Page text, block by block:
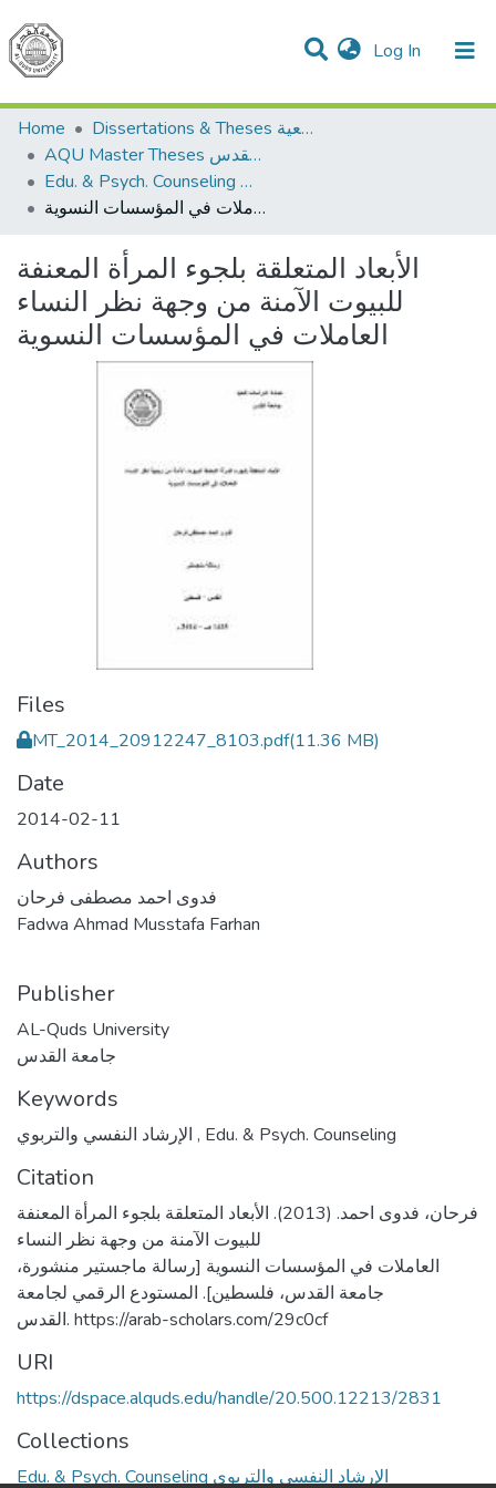
Log In (current)
Communities & Collections
All of DSpace
Home
Dissertations & Theses الرسائل الجامعية
AQU Master Theses الرسائل الجامعية الخاصة بجامعة القدس
Edu. & Psych. Counseling الإرشاد النفسي والتربوي
الأبعاد المتعلقة بلجوء المرأة المعنفة للبيوت الآمنة من وجهة نظر النساء العاملات في المؤسسات النسوية
الأبعاد المتعلقة بلجوء المرأة المعنفة
للبيوت الآمنة من وجهة نظر النساء
العاملات في المؤسسات النسوية
Files
MT_2014_20912247_8103.pdf(11.36 MB)
Date
2014-02-11
Authors
فدوى احمد مصطفى فرحان
Fadwa Ahmad Musstafa Farhan
Publisher
AL-Quds University
جامعة القدس
Keywords
, Edu. & Psych. Counseling
Citation
فرحان، فدوى احمد. (2013). الأبعاد المتعلقة بلجوء المرأة المعنفة
للبيوت الآمنة من وجهة نظر النساء
العاملات في المؤسسات النسوية [رسالة ماجستير منشورة،
جامعة القدس، فلسطين]. المستودع الرقمي لجامعة
القدس. https://arab-scholars.com/29c0cf
URI
https://dspace.alquds.edu/handle/20.500.12213/2831
Collections
Edu. & Psych. Counseling الإرشاد النفسي والتربوي